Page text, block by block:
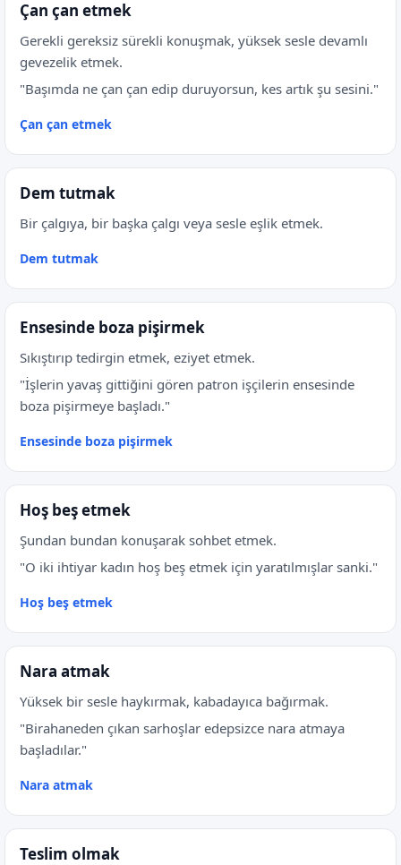
Çan çan etmek
Gerekli gereksiz sürekli konuşmak, yüksek sesle devamlı
gevezelik etmek.
"Başımda ne çan çan edip duruyorsun, kes artık şu sesini."
Çan çan etmek
Dem tutmak
Bir çalgıya, bir başka çalgı veya sesle eşlik etmek.
Dem tutmak
Ensesinde boza pişirmek
Sıkıştırıp tedirgin etmek, eziyet etmek.
"İşlerin yavaş gittiğini gören patron işçilerin ensesinde
boza pişirmeye başladı."
Ensesinde boza pişirmek
Hoş beş etmek
Şundan bundan konuşarak sohbet etmek.
"O iki ihtiyar kadın hoş beş etmek için yaratılmışlar sanki."
Hoş beş etmek
Nara atmak
Yüksek bir sesle haykırmak, kabadayıca bağırmak.
"Birahaneden çıkan sarhoşlar edepsizce nara atmaya
başladılar."
Nara atmak
Teslim olmak